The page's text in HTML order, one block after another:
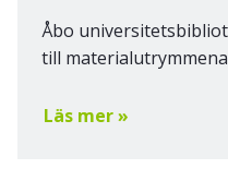
Åbo
till
Läs mer »